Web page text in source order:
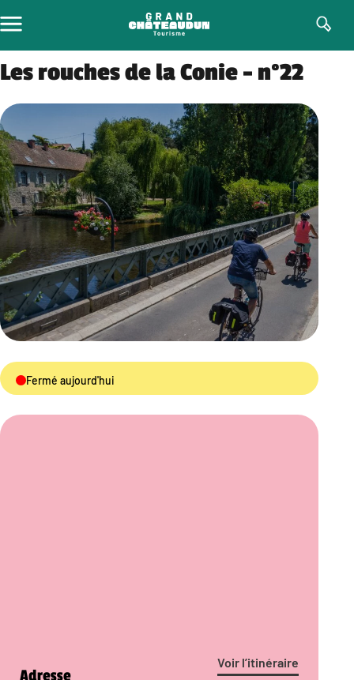
au
contenu
Les rouches de la Conie – n°22
Fermé aujourd'hui
Voir l’itinéraire
Adresse